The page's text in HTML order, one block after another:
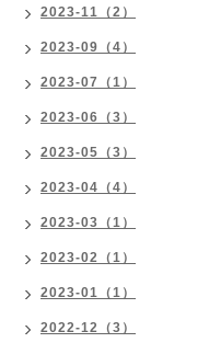
2023-11（2）
2023-09（4）
2023-07（1）
2023-06（3）
2023-05（3）
2023-04（4）
2023-03（1）
2023-02（1）
2023-01（1）
2022-12（3）